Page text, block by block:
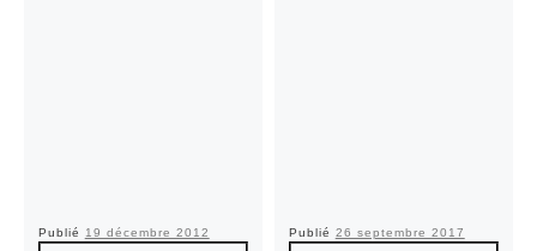
Publié 19 décembre 2012 Publié 26 septembre 2017